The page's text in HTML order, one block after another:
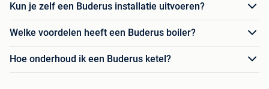
Kun je zelf een Buderus installatie uitvoeren?
Welke voordelen heeft een Buderus boiler?
Hoe onderhoud ik een Buderus ketel?